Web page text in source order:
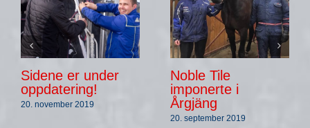
Sidene er under
oppdatering!
20. november 2019
Noble Tile
imponerte i
Årgjäng
20. september 2019